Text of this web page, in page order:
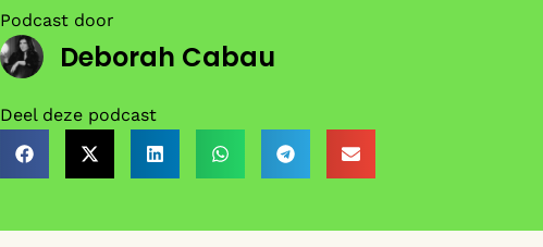
Podcast door
Deborah Cabau
Deel deze podcast